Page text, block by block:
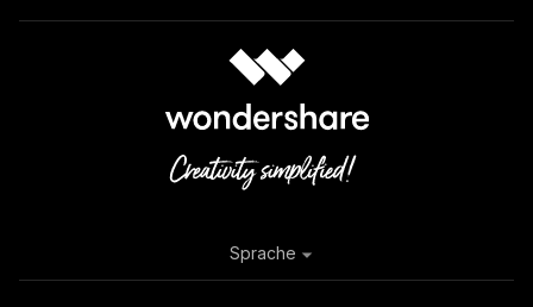
Sprache